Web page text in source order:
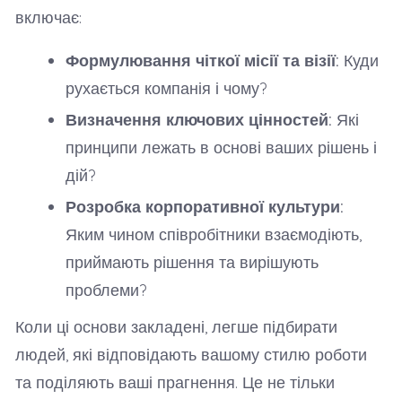
включає:
Формулювання чіткої місії та візії: Куди
рухається компанія і чому?
Визначення ключових цінностей: Які
принципи лежать в основі ваших рішень і
дій?
Розробка корпоративної культури:
Яким чином співробітники взаємодіють,
приймають рішення та вирішують
проблеми?
Коли ці основи закладені, легше підбирати
людей, які відповідають вашому стилю роботи
та поділяють ваші прагнення. Це не тільки